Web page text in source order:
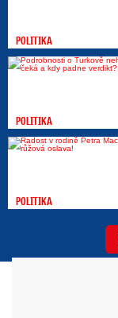
POLITIKA
POLITIKA
POLITIKA